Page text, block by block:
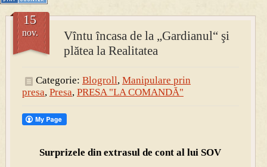
PRESA
Permise pentru vânătoarea de porci în costume, cu gulere albe
Vîntu încasa de la „Gardianul“ şi
plătea la Realitatea
15
nov.
Categorie: Blogroll, Manipulare prin
presa, Presa, PRESA "LA COMANDĂ"
Surprizele din extrasul de cont al lui SOV